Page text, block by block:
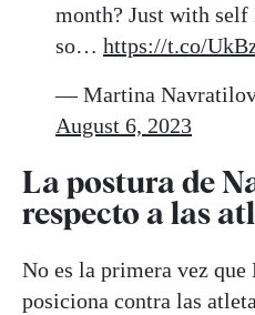
month? Just with
so… https://t.co/
— Martina
August 6, 2023
La postura de
respecto a las
No es la primera vez
posiciona contra las